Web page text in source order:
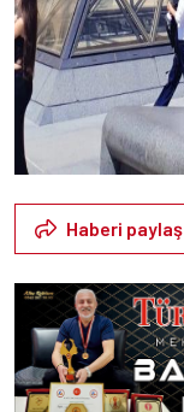
Haberi paylaş